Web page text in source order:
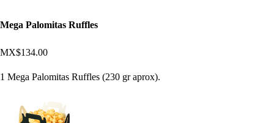
Mega Palomitas Ruffles
MX$134.00
1 Mega Palomitas Ruffles (230 gr aprox).